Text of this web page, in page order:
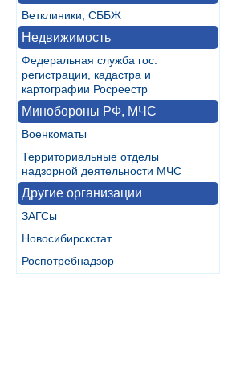
Ветклиники, СББЖ
Недвижимость
Федеральная служба гос.
регистрации, кадастра и
картографии Росреестр
Минобороны РФ, МЧС
Военкоматы
Территориальные отделы
надзорной деятельности МЧС
Другие организации
ЗАГСы
Новосибирскстат
Роспотребнадзор